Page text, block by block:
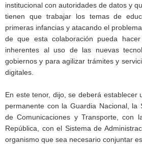
institucional con autoridades de datos y
tienen que trabajar los temas de
primeras infancias y atacando el
de que esta colaboración pueda
inherentes al uso de las nuevas
gobiernos y para agilizar trámites y
digitales.
En este tenor, dijo, se deberá establecer
permanente con la Guardia Nacional, la
de Comunicaciones y Transporte, con
República, con el Sistema de
organismo que sea necesario conjuntar